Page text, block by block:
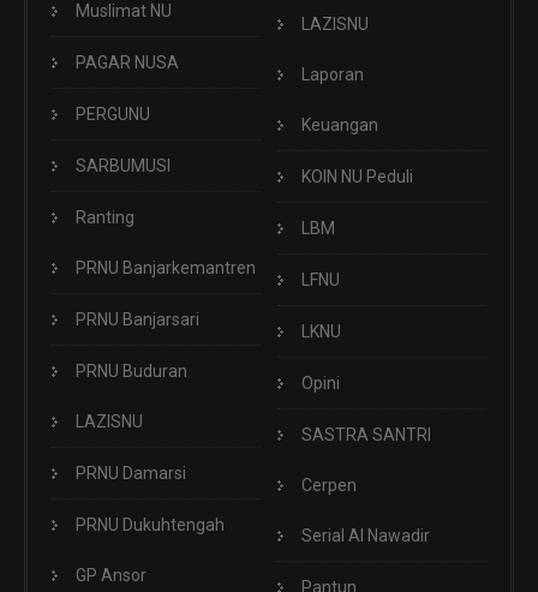
Muslimat NU
PAGAR NUSA
PERGUNU
SARBUMUSI
Ranting
PRNU Banjarkemantren
PRNU Banjarsari
PRNU Buduran
LAZISNU
PRNU Damarsi
PRNU Dukuhtengah
GP Ansor
LAZISNU
Laporan
Keuangan
KOIN NU Peduli
LBM
LFNU
LKNU
Opini
SASTRA SANTRI
Cerpen
Serial Al Nawadir
Pantun